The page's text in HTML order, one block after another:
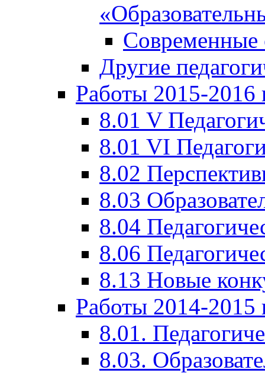
Современные
Другие
Работы 2015-2016
8.01 V
8.01 VI
8.02
8.03
8.04
8.06
8.13 Новые
Работы 2014-2015
8.01.
8.03.